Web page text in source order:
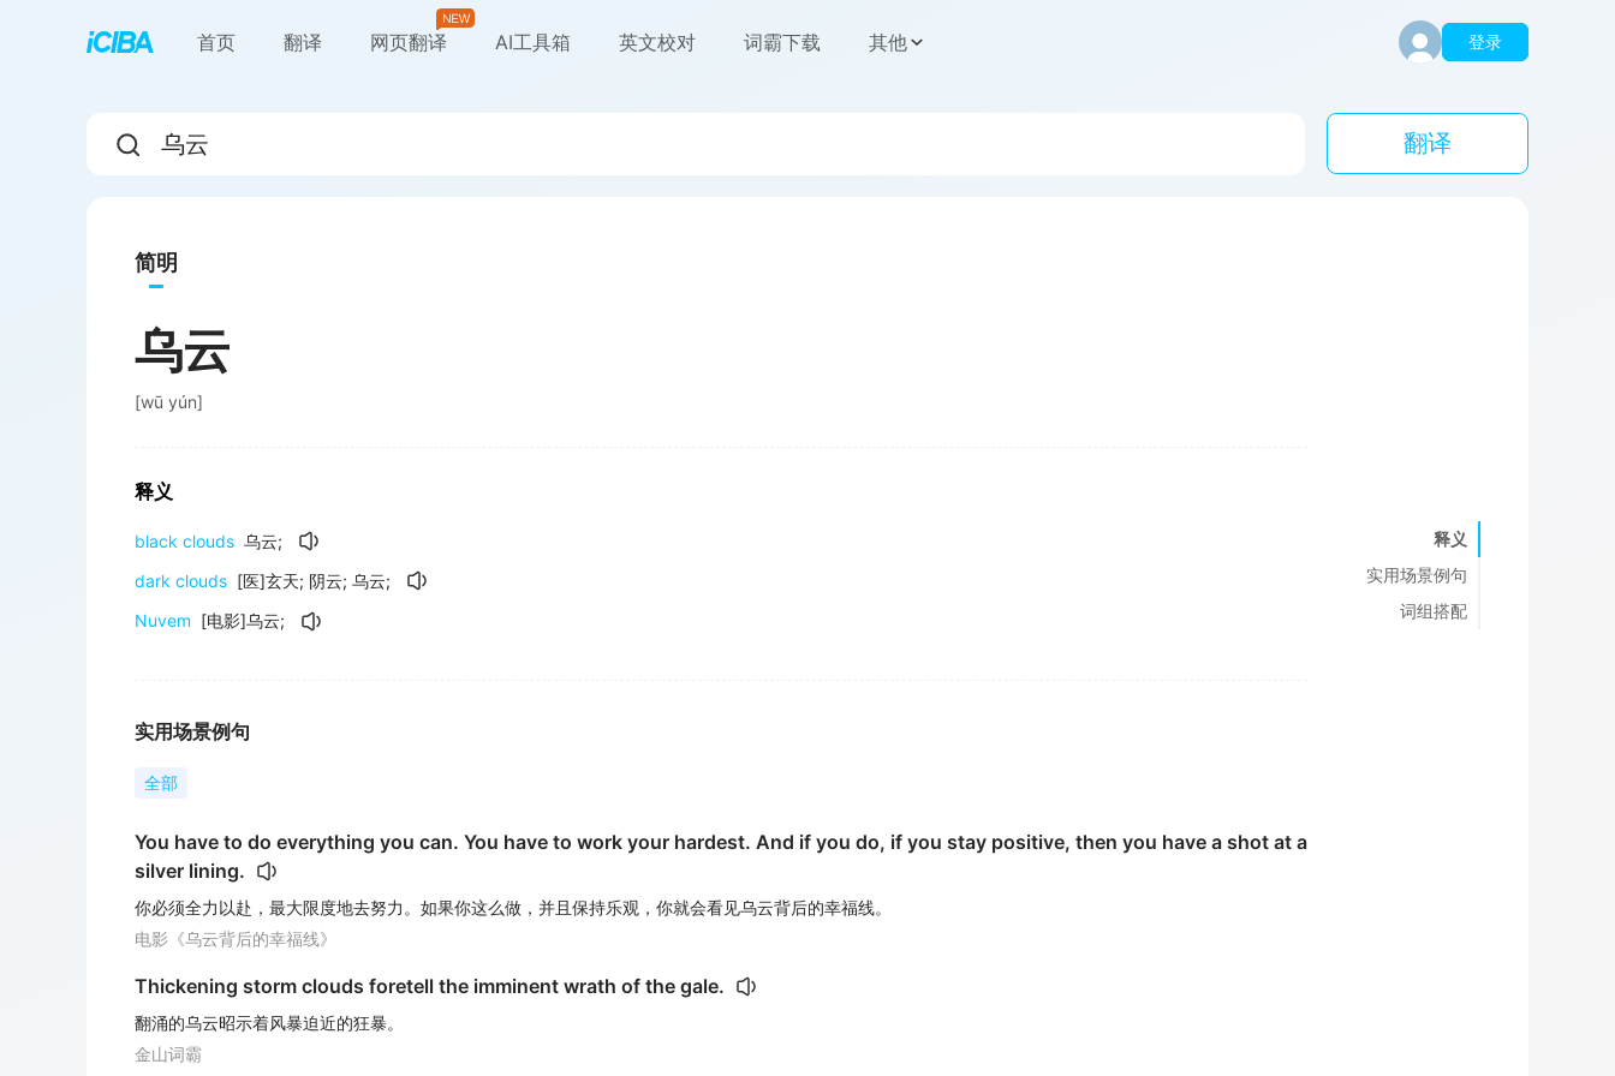
首页 翻译 网页翻译 AI工具箱 英文校对 词霸下载 其他 登录
翻译
简明
乌云
[wū yún]
释义
black clouds 乌云;
dark clouds [医]玄天; 阴云; 乌云;
Nuvem [电影]乌云;
实用场景例句
全部
You have to do everything you can. You have to work your hardest. And if you do, if you stay positive, then you have a shot at a
silver lining.
你必须全力以赴，最大限度地去努力。如果你这么做，并且保持乐观，你就会看见乌云背后的幸福线。
电影《乌云背后的幸福线》
Thickening storm clouds foretell the imminent wrath of the gale.
翻涌的乌云昭示着风暴迫近的狂暴。
金山词霸
释义
实用场景例句
词组搭配